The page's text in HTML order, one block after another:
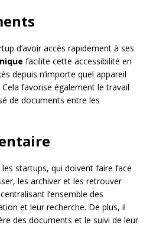
d’avoir accès rapidement à ses
facilite cette accessibilité en
depuis n’importe quel appareil
favorise également le travail
de documents entre les
startups, qui doivent faire face
les archiver et les retrouver
l’ensemble des
et leur recherche. De plus, il
des documents et le suivi de leur